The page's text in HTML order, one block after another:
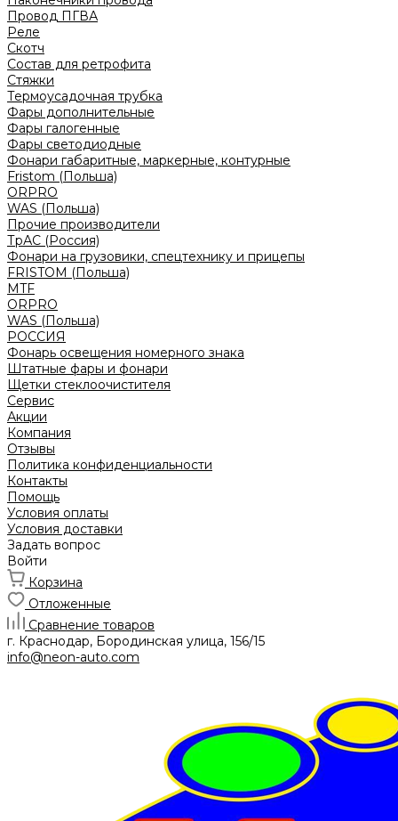
Провод ПГВА
Реле
Скотч
Состав для ретрофита
Стяжки
Термоусадочная трубка
Фары дополнительные
Фары галогенные
Фары светодиодные
Фонари габаритные, маркерные, контурные
Fristom (Польша)
ORPRO
WAS (Польша)
Прочие производители
ТрАС (Россия)
Фонари на грузовики, спецтехнику и прицепы
FRISTOM (Польша)
MTF
ORPRO
WAS (Польша)
РОССИЯ
Фонарь освещения номерного знака
Штатные фары и фонари
Щетки стеклоочистителя
Сервис
Акции
Компания
Отзывы
Политика конфиденциальности
Контакты
Помощь
Условия оплаты
Условия доставки
Задать вопрос
Войти
Корзина
Отложенные
Сравнение товаров
г. Краснодар, Бородинская улица, 156/15
info@neon-auto.com